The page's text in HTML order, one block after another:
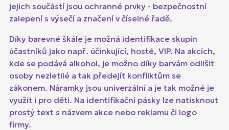
jejich součástí jsou ochranné prvky - bezpečnostní
zalepení s výsečí a značení v číselné řadě.
Díky barevné škále je možná identifikace skupin
účastníků jako např. účinkující, hosté, VIP. Na akcích,
kde se podává alkohol, je možno díky barvám odlišit
osoby nezletilé a tak předejít konfliktům se
zákonem. Náramky jsou univerzální a je tak možné je
využít i pro děti. Na identifikační pásky lze natisknout
prostý text s názvem akce nebo reklamu či logo
firmy.